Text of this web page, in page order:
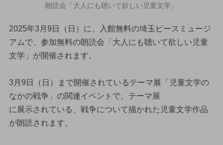
朗読会「大人にも聴いて欲しい児童文学」
2025年3月9日（日）に、入館無料の埼玉ピースミュージ
アムで、参加無料の朗読会「大人にも聴いて欲しい児童
文学」が開催されます。
3月9日（日）まで開催されているテーマ展「児童文学の
なかの戦争」の関連イベントで、テーマ展
に展示されている、戦争について描かれた児童文学作品
が朗読されます。